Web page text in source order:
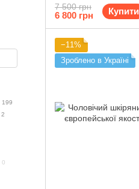
7 500 грн
6 800 грн Купити
−11%
Зроблено в Україні
199
2
0